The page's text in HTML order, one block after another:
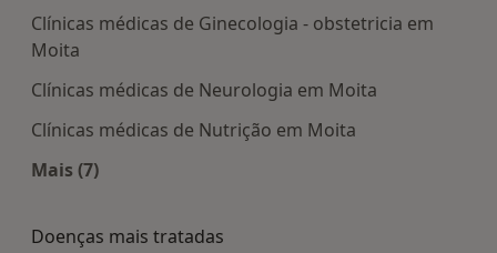
Clínicas médicas de Ginecologia - obstetricia em
Moita
Clínicas médicas de Neurologia em Moita
Clínicas médicas de Nutrição em Moita
Mais (7)
Doenças mais tratadas